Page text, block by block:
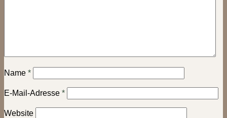
Name *
E-Mail-Adresse *
Website